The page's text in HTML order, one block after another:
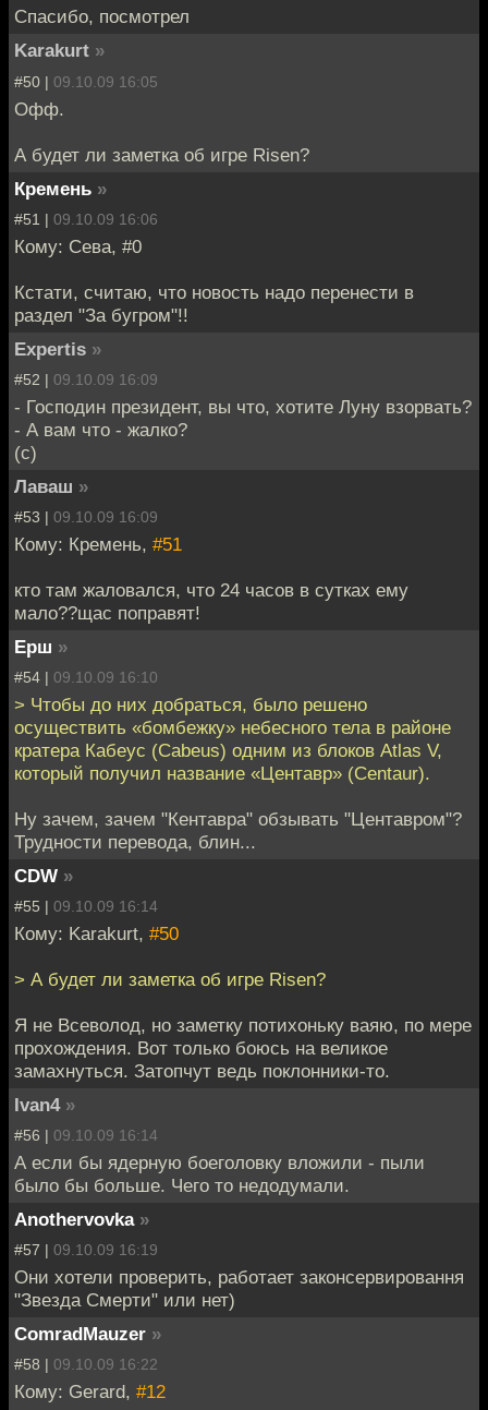
Спасибо, посмотрел
Karakurt »
#50 | 09.10.09 16:05
Офф.
А будет ли заметка об игре Risen?
Кремень »
#51 | 09.10.09 16:06
Кому: Сева, #0
Кстати, считаю, что новость надо перенести в
раздел "За бугром"!!
Expertis »
#52 | 09.10.09 16:09
- Господин президент, вы что, хотите Луну взорвать?
- А вам что - жалко?
(с)
Лаваш »
#53 | 09.10.09 16:09
Кому: Кремень, #51
кто там жаловался, что 24 часов в сутках ему
мало??щас поправят!
Ерш »
#54 | 09.10.09 16:10
> Чтобы до них добраться, было решено
осуществить «бомбежку» небесного тела в районе
кратера Кабеус (Cabeus) одним из блоков Atlas V,
который получил название «Центавр» (Centaur).
Ну зачем, зачем "Кентавра" обзывать "Центавром"?
Трудности перевода, блин...
CDW »
#55 | 09.10.09 16:14
Кому: Karakurt, #50
> А будет ли заметка об игре Risen?
Я не Всеволод, но заметку потихоньку ваяю, по мере
прохождения. Вот только боюсь на великое
замахнуться. Затопчут ведь поклонники-то.
Ivan4 »
#56 | 09.10.09 16:14
А если бы ядерную боеголовку вложили - пыли
было бы больше. Чего то недодумали.
Anothervovka »
#57 | 09.10.09 16:19
Они хотели проверить, работает законсервировання
"Звезда Смерти" или нет)
ComradMauzer »
#58 | 09.10.09 16:22
Кому: Gerard, #12